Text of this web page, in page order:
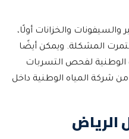
والخزانات أولًا،
المشكلة. ويمكن أيضًا
الوطنية لفحص التسربات
شركة المياه الوطنية داخل
الرياض